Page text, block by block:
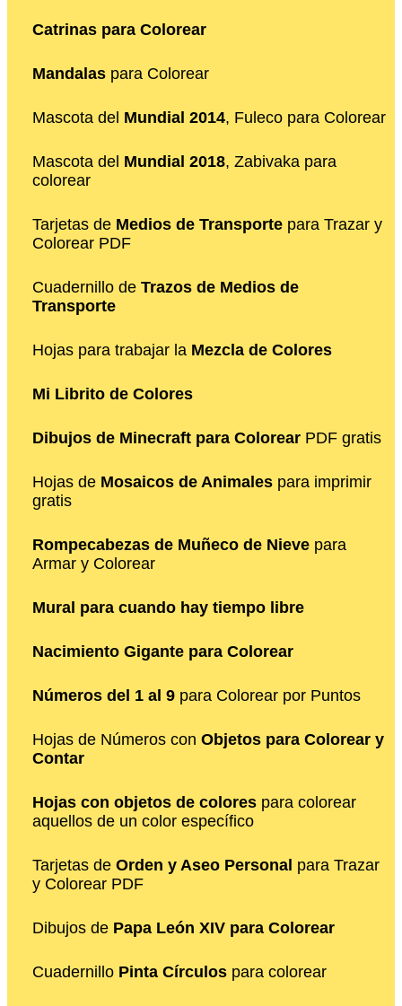
Catrinas para Colorear
Mandalas para Colorear
Mascota del Mundial 2014, Fuleco para Colorear
Mascota del Mundial 2018, Zabivaka para
colorear
Tarjetas de Medios de Transporte para Trazar y
Colorear PDF
Cuadernillo de Trazos de Medios de
Transporte
Hojas para trabajar la Mezcla de Colores
Mi Librito de Colores
Dibujos de Minecraft para Colorear PDF gratis
Hojas de Mosaicos de Animales para imprimir
gratis
Rompecabezas de Muñeco de Nieve para
Armar y Colorear
Mural para cuando hay tiempo libre
Nacimiento Gigante para Colorear
Números del 1 al 9 para Colorear por Puntos
Hojas de Números con Objetos para Colorear y
Contar
Hojas con objetos de colores para colorear
aquellos de un color específico
Tarjetas de Orden y Aseo Personal para Trazar
y Colorear PDF
Dibujos de Papa León XIV para Colorear
Cuadernillo Pinta Círculos para colorear